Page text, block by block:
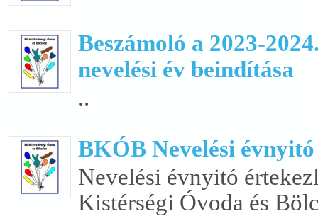
Beszámoló a 2023-
nevelési év beindítása
..
BKÓB Nevelési
Nevelési évnyitó
Kistérségi Óvoda és